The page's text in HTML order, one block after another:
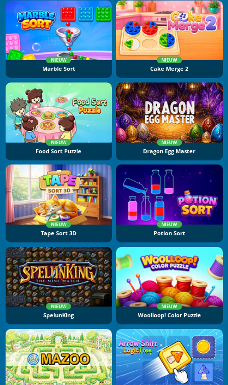
NIEUW
Marble Sort
NIEUW
Cake Merge 2
NIEUW
Food Sort Puzzle
NIEUW
Dragon Egg Master
NIEUW
Tape Sort 3D
NIEUW
Potion Sort
NIEUW
SpelunKing
NIEUW
Woolloop! Color Puzzle